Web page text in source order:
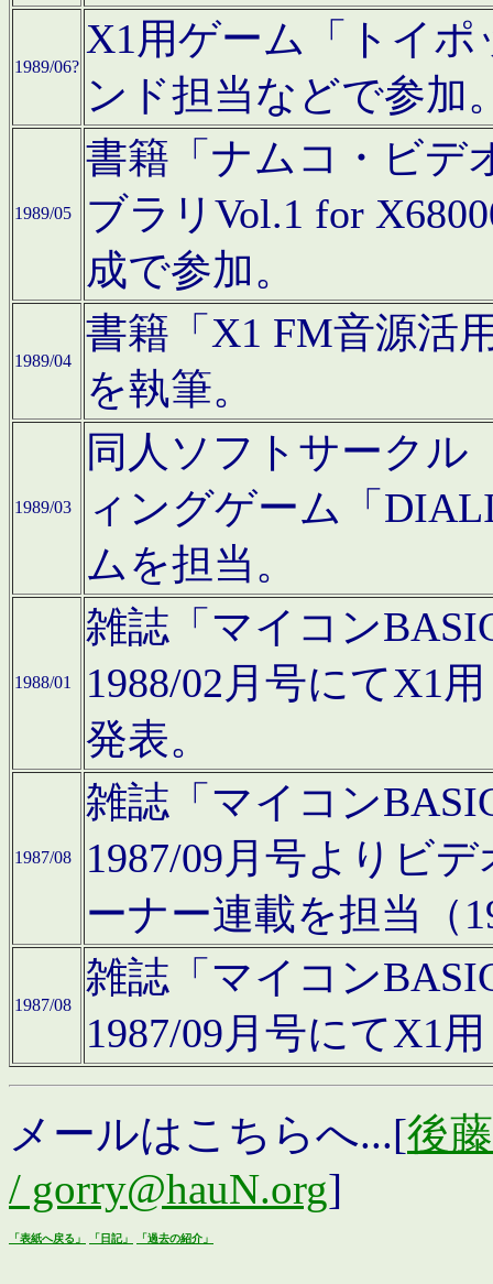
1989/06?
X1用ゲーム「トイ
ンド担当などで参加
1989/05
書籍「ナムコ・ビデ
ブラリVol.1 for
成で参加。
1989/04
書籍「X1 FM音源活
を執筆。
1989/03
同人ソフトサークル
ィングゲーム「
ムを担当。
1988/01
雑誌「マイコン
1988/02月号にてX1
発表。
1987/08
雑誌「マイコン
1987/09月号よりビ
ーナー連載を担当（
1987/08
雑誌「マイコン
1987/09月号にてX1
メールはこちらへ...[後
/ gorry@hauN.org]
「表紙へ戻る」 「日記」 「過去の紹介」